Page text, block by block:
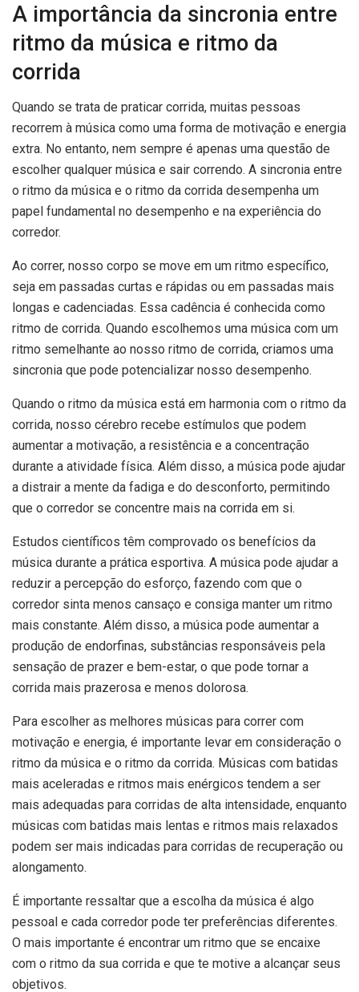
A importância da sincronia entre
ritmo da música e ritmo da
corrida
Quando se trata de praticar corrida, muitas pessoas
recorrem à música como uma forma de motivação e energia
extra. No entanto, nem sempre é apenas uma questão de
escolher qualquer música e sair correndo. A sincronia entre
o ritmo da música e o ritmo da corrida desempenha um
papel fundamental no desempenho e na experiência do
corredor.
Ao correr, nosso corpo se move em um ritmo específico,
seja em passadas curtas e rápidas ou em passadas mais
longas e cadenciadas. Essa cadência é conhecida como
ritmo de corrida. Quando escolhemos uma música com um
ritmo semelhante ao nosso ritmo de corrida, criamos uma
sincronia que pode potencializar nosso desempenho.
Quando o ritmo da música está em harmonia com o ritmo da
corrida, nosso cérebro recebe estímulos que podem
aumentar a motivação, a resistência e a concentração
durante a atividade física. Além disso, a música pode ajudar
a distrair a mente da fadiga e do desconforto, permitindo
que o corredor se concentre mais na corrida em si.
Estudos científicos têm comprovado os benefícios da
música durante a prática esportiva. A música pode ajudar a
reduzir a percepção do esforço, fazendo com que o
corredor sinta menos cansaço e consiga manter um ritmo
mais constante. Além disso, a música pode aumentar a
produção de endorfinas, substâncias responsáveis pela
sensação de prazer e bem-estar, o que pode tornar a
corrida mais prazerosa e menos dolorosa.
Para escolher as melhores músicas para correr com
motivação e energia, é importante levar em consideração o
ritmo da música e o ritmo da corrida. Músicas com batidas
mais aceleradas e ritmos mais enérgicos tendem a ser
mais adequadas para corridas de alta intensidade, enquanto
músicas com batidas mais lentas e ritmos mais relaxados
podem ser mais indicadas para corridas de recuperação ou
alongamento.
É importante ressaltar que a escolha da música é algo
pessoal e cada corredor pode ter preferências diferentes.
O mais importante é encontrar um ritmo que se encaixe
com o ritmo da sua corrida e que te motive a alcançar seus
objetivos.